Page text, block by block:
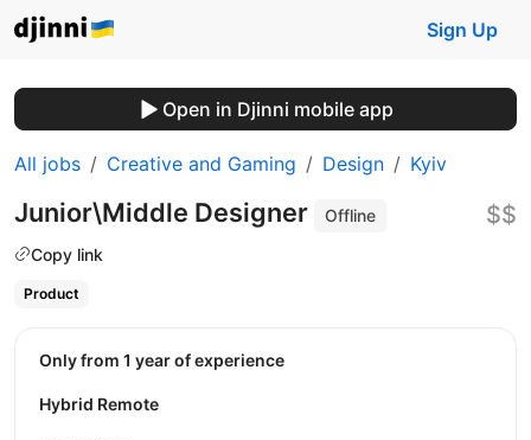
Sign Up
Open in Djinni mobile app
All jobs Creative and Gaming Design Kyiv
Junior\Middle Designer
Offline
Copy link
$$
Product
Only from 1 year of experience
Hybrid Remote